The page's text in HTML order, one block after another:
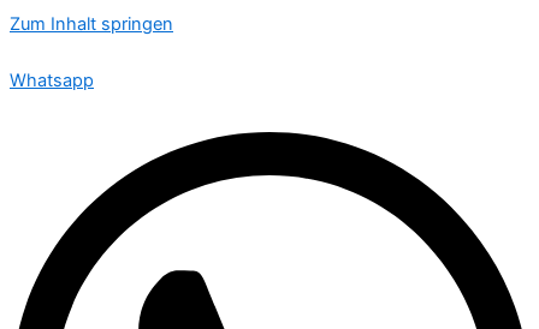
Zum Inhalt springen
Whatsapp